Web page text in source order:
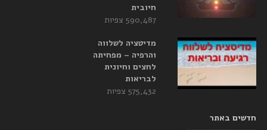
חיובית
590,487 צפיות
מדיטציה לשלווה
והרפיה – מפחיתה
לחצים וחיונית
לבריאות
575,432 צפיות
חדשים באתר